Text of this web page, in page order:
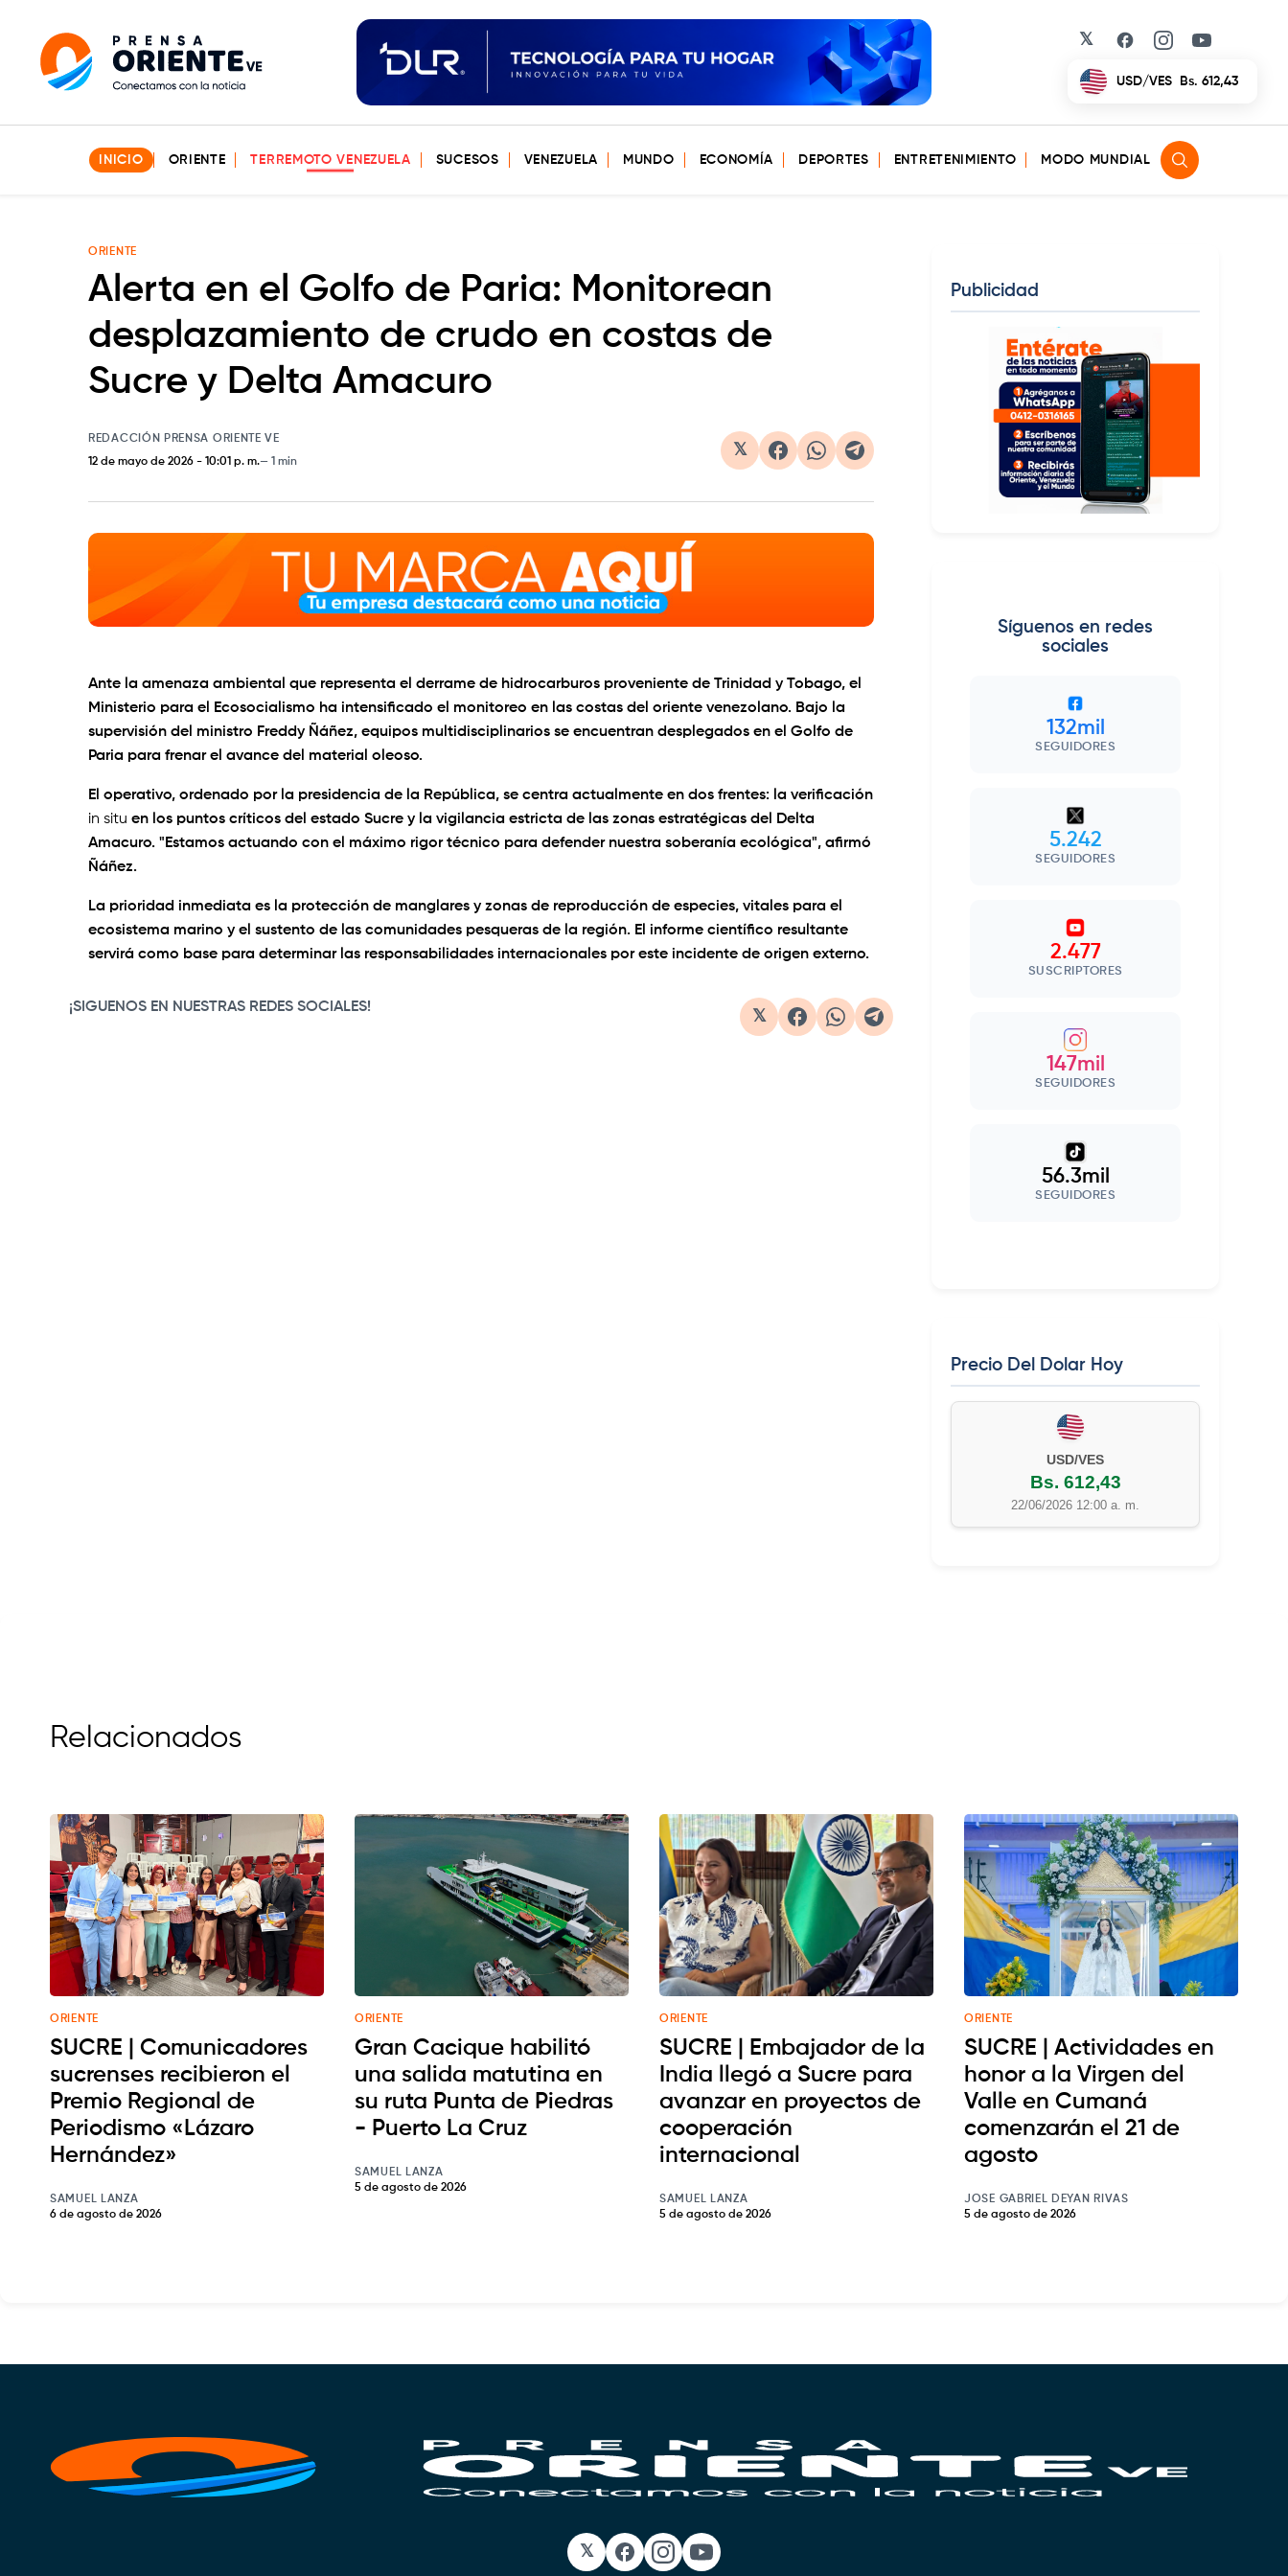
𝕏 Facebook
Instagram
YouTube
EUR/VES Bs. 702,42
INICIO ORIENTE TERREMOTO VENEZUELA SUCESOS VENEZUELA MUNDO ECONOMÍA DEPORTES ENTRETENIMIENTO MODO MUNDIAL
ORIENTE
Alerta en el Golfo de Paria: Monitorean
desplazamiento de crudo en costas de
Sucre y Delta Amacuro
REDACCIÓN PRENSA ORIENTE VE
12 de mayo de 2026 - 10:01 p. m. 1 min
𝕏
Ante la amenaza ambiental que representa el derrame de hidrocarburos proveniente de Trinidad y Tobago, el
Ministerio para el Ecosocialismo ha intensificado el monitoreo en las costas del oriente venezolano. Bajo la
supervisión del ministro Freddy Ñáñez, equipos multidisciplinarios se encuentran desplegados en el Golfo de
Paria para frenar el avance del material oleoso.
El operativo, ordenado por la presidencia de la República, se centra actualmente en dos frentes: la verificación
in situ en los puntos críticos del estado Sucre y la vigilancia estricta de las zonas estratégicas del Delta
Amacuro. "Estamos actuando con el máximo rigor técnico para defender nuestra soberanía ecológica", afirmó
Ñáñez.
La prioridad inmediata es la protección de manglares y zonas de reproducción de especies, vitales para el
ecosistema marino y el sustento de las comunidades pesqueras de la región. El informe científico resultante
servirá como base para determinar las responsabilidades internacionales por este incidente de origen externo.
¡SIGUENOS EN NUESTRAS REDES SOCIALES!
𝕏
Publicidad
Síguenos en redes
sociales
132mil
SEGUIDORES
5.242
SEGUIDORES
2.477
SUSCRIPTORES
147mil
SEGUIDORES
56.3mil
SEGUIDORES
Precio Del Dolar Hoy
EUR/VES
Bs. 702,42
22/06/2026 12:00 a. m.
Relacionados
ORIENTE
SUCRE | Comunicadores
sucrenses recibieron el
Premio Regional de
Periodismo «Lázaro
Hernández»
SAMUEL LANZA
6 de agosto de 2026
ORIENTE
Gran Cacique habilitó
una salida matutina en
su ruta Punta de Piedras
- Puerto La Cruz
SAMUEL LANZA
5 de agosto de 2026
ORIENTE
SUCRE | Embajador de la
India llegó a Sucre para
avanzar en proyectos de
cooperación
internacional
SAMUEL LANZA
5 de agosto de 2026
ORIENTE
SUCRE | Actividades en
honor a la Virgen del
Valle en Cumaná
comenzarán el 21 de
agosto
JOSE GABRIEL DEYAN RIVAS
5 de agosto de 2026
𝕏 Facebook
Instagram
YouTube